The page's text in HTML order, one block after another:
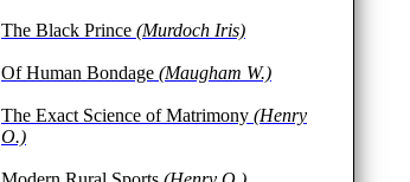
The Black Prince (Murdoch Iris)
Of Human Bondage (Maugham W.)
The Exact Science of Matrimony (Henry
O.)